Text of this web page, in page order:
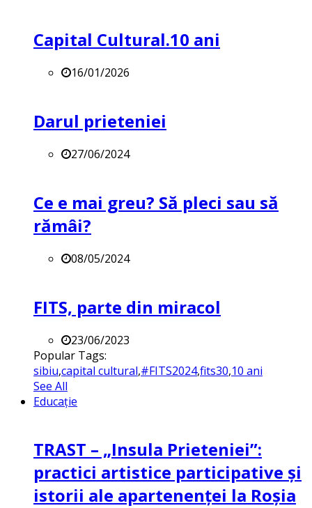
Capital Cultural.10 ani
16/01/2026
Darul prieteniei
27/06/2024
Ce e mai greu? Să pleci sau să
rămâi?
08/05/2024
FITS, parte din miracol
23/06/2023
Popular Tags:
sibiu,capital cultural,#FITS2024,fits30,10 ani
See All
Educație
TRAST – „Insula Prieteniei”:
practici artistice participative și
istorii ale apartenenței la Roșia